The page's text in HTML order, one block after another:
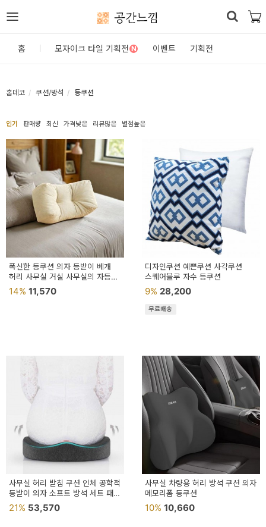
공간느낌
카
테
고
리
DIY
자
재/
용
품
침
구
인
리
어
품
홈 모자이크 타일 기획전 N 이벤트 기획전
홈데코 쿠션/방석 등쿠션
인기 판매량 최신 가격낮은 리뷰많은 별점높은
폭신한 등쿠션 의자 등받이 베개
허리 사무실 거실 사무실의 자등
인테리어 쇼파
14% 11,570
디자인쿠션 예쁜쿠션 사각쿠션
스퀘어블루 자수 등쿠션
9% 28,200
무료배송
사무실 허리 받침 쿠션 인체 공학적
등받이 의자 소프트 방석 세트 패드
사무용
21% 53,570
사무실 차량용 허리 방석 쿠션 의자
메모리폼 등쿠션
10% 10,660